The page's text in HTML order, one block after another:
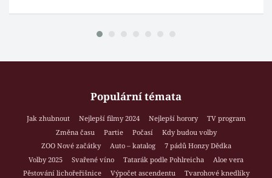
Populární témata
Jak zhubnout Nejlepší filmy 2024 Nejlepší horory
TV program
Změna času
Partie Počasí
Kdy budou volby
ZOO Nové začátky
Auto – katalog
7 pádů Honzy Dědka
Volby 2025
Svařené víno Tatarák podle Pohlreicha
Aloe vera
Pěstování lichořeřišnice
Výpočet ascendentu
Tvarohové knedlíky